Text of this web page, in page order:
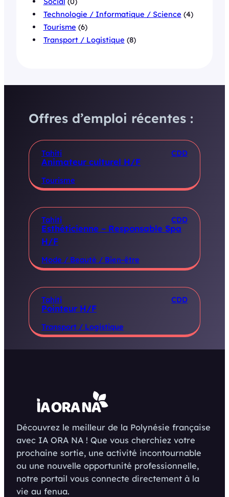
Technologie / Informatique / Science (4)
Tourisme (6)
Transport / Logistique (8)
Offres d’emploi récentes :
Tahiti CDD
Animateur culturel H/F
Tourisme
Tahiti CDD
Esthéticienne – Responsable Spa
H/F
Mode / Beauté / Bien-être
Tahiti CDD
Pointeur H/F
Transport / Logistique
Découvrez le meilleur de la Polynésie française
avec IA ORA NA ! Que vous cherchiez votre
prochaine sortie, une activité incontournable
ou une nouvelle opportunité professionnelle,
notre portail vous connecte directement à la
vie au fenua.